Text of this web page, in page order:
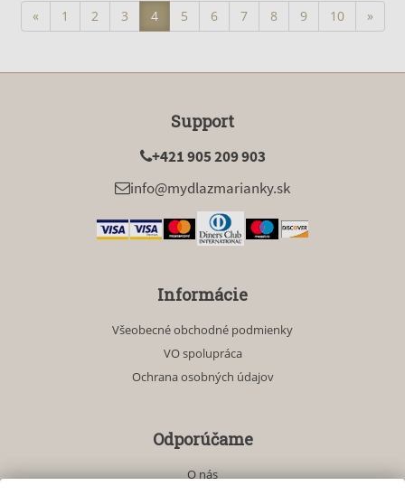
« 1 2 3 4 5 6 7 8 9 10 »
Support
+421 905 209 903
info@mydlazmarianky.sk
Informácie
Všeobecné obchodné podmienky
VO spolupráca
Ochrana osobných údajov
Odporúčame
O nás